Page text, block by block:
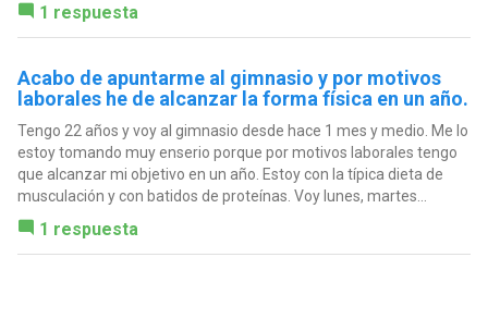
1 respuesta
Acabo de apuntarme al gimnasio y por motivos
laborales he de alcanzar la forma física en un año.
Tengo 22 años y voy al gimnasio desde hace 1 mes y medio. Me lo
estoy tomando muy enserio porque por motivos laborales tengo
que alcanzar mi objetivo en un año. Estoy con la típica dieta de
musculación y con batidos de proteínas. Voy lunes, martes...
1 respuesta